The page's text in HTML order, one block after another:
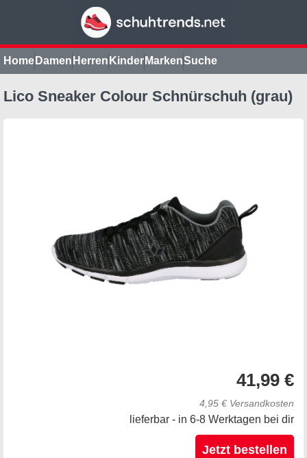
Home Damen Herren Kinder MarkenSuche
Lico Sneaker Colour Schnürschuh (grau)
41,99 €
4,95 € Versandkosten
lieferbar - in 6-8 Werktagen bei dir
Jetzt bestellen